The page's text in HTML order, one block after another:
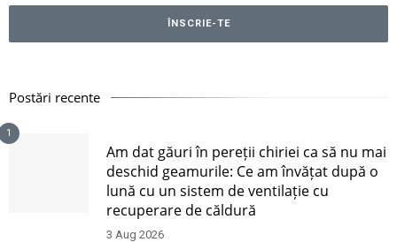
Postări recente
1
Am dat găuri în pereții chiriei ca să nu mai
deschid geamurile: Ce am învățat după o
lună cu un sistem de ventilație cu
recuperare de căldură
3 Aug 2026